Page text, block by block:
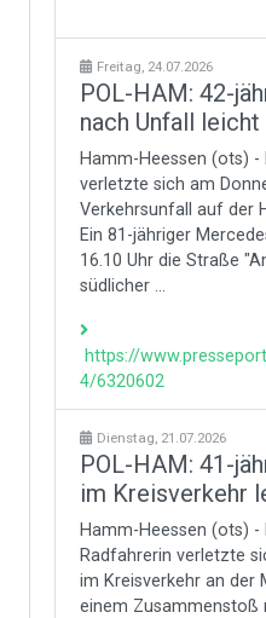
Freitag, 24.07.2026
POL-HAM: 42-
nach Unfall
Hamm-Heessen (ots)
verletzte sich am
Verkehrsunfall auf der
Ein 81-jähriger
16.10 Uhr die Straße
südlicher ...
https://
4/6320602
Dienstag, 21.07.2026
POL-HAM: 41-
im Kreisverkehr
Hamm-Heessen (ots) -
Radfahrerin verletzte
im Kreisverkehr an der
einem Zusammenstoß